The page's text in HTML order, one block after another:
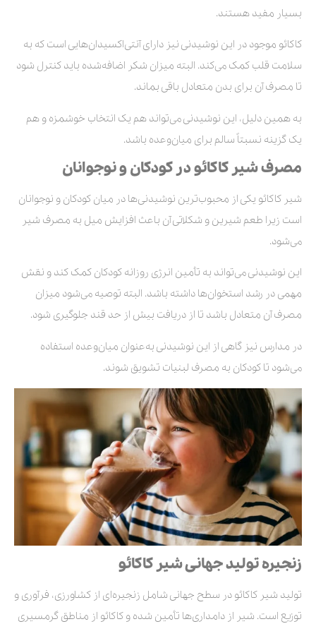
بسیار مفید هستند.
کاکائو موجود در این نوشیدنی نیز دارای آنتی‌اکسیدان‌هایی است که به
سلامت قلب کمک می‌کند. البته میزان شکر اضافه‌شده باید کنترل شود
تا مصرف آن برای بدن متعادل باقی بماند.
به همین دلیل، این نوشیدنی می‌تواند هم یک انتخاب خوشمزه و هم
یک گزینه نسبتاً سالم برای میان‌وعده باشد.
مصرف شیر کاکائو در کودکان و نوجوانان
شیر کاکائو یکی از محبوب‌ترین نوشیدنی‌ها در میان کودکان و نوجوانان
است زیرا طعم شیرین و شکلاتی آن باعث افزایش میل به مصرف شیر
می‌شود.
این نوشیدنی می‌تواند به تأمین انرژی روزانه کودکان کمک کند و نقش
مهمی در رشد استخوان‌ها داشته باشد. البته توصیه می‌شود میزان
مصرف آن متعادل باشد تا از دریافت بیش از حد قند جلوگیری شود.
در مدارس نیز گاهی از این نوشیدنی به‌عنوان میان‌وعده استفاده
می‌شود تا کودکان به مصرف لبنیات تشویق شوند.
زنجیره تولید جهانی شیر کاکائو
تولید شیر کاکائو در سطح جهانی شامل زنجیره‌ای از کشاورزی، فرآوری و
توزیع است. شیر از دامداری‌ها تأمین شده و کاکائو از مناطق گرمسیری